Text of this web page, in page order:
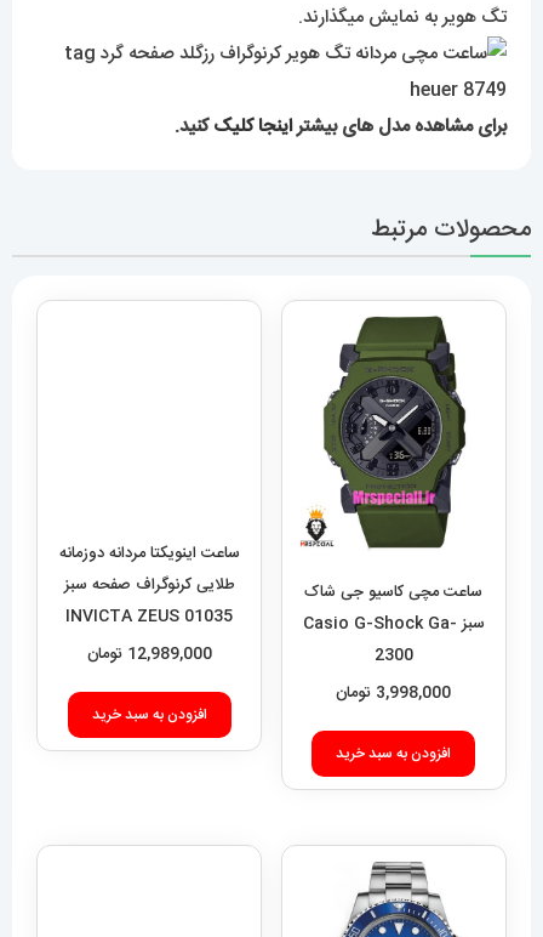
تگ هویر به نمایش میگذارند.
برای مشاهده مدل های بیشتراینجا کلیککنید.
محصولات مرتبط
ساعت مچی کاسیو جی شاک
سبز Casio G-Shock Ga-
2300
3,998,000 تومان
افزودن به سبد خرید
ساعت اینویکتا مردانه دوزمانه
طلایی کرنوگراف صفحه سبز
01035 INVICTA ZEUS
12,989,000 تومان
افزودن به سبد خرید